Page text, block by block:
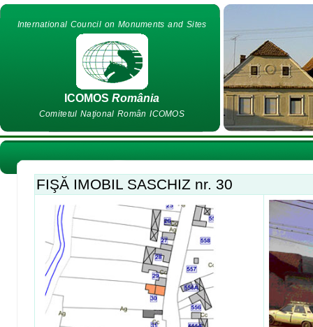
International Council on Monuments and Sites
ICOMOS România
Comitetul Naţional Român ICOMOS
FIŞĂ IMOBIL SASCHIZ nr. 30